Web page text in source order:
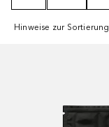
Hinweise zur Sortierung